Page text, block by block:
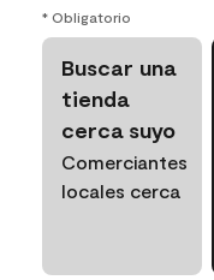
* Obligatorio
Buscar una
tienda
cerca suyo
Comerciantes
locales cerca